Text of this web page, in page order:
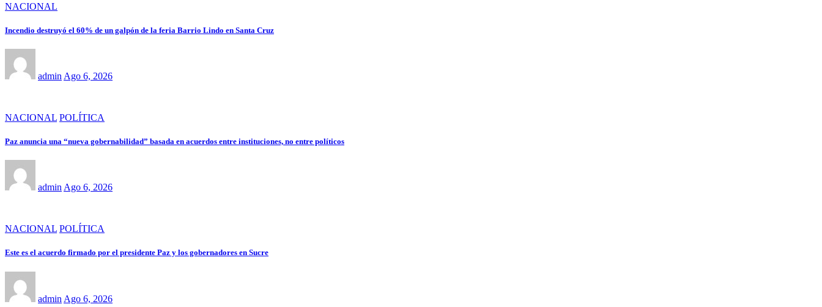
NACIONAL
Incendio destruyó el 60% de un galpón de la feria Barrio Lindo en Santa Cruz
admin Ago 6, 2026
NACIONAL POLÍTICA
Paz anuncia una “nueva gobernabilidad” basada en acuerdos entre instituciones, no entre políticos
admin Ago 6, 2026
NACIONAL POLÍTICA
Este es el acuerdo firmado por el presidente Paz y los gobernadores en Sucre
admin Ago 6, 2026